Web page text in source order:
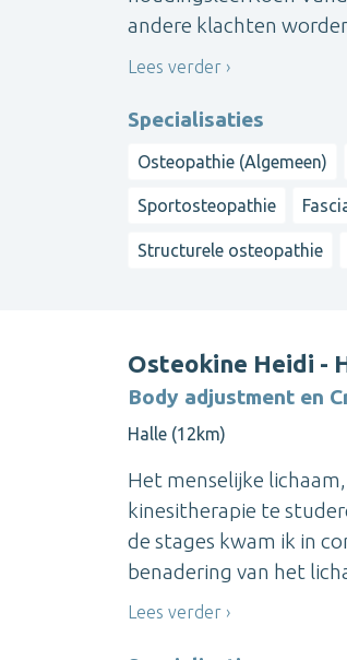
andere klachten
Lees verder
Specialisaties
Osteopathie (Algemeen)
Sportosteopathie
Structurele osteopathie
Osteokine Heidi -
Body adjustment en
Halle (12km)
Het menselijke
kinesitherapie te
de stages kwam ik in
benadering van het
Lees verder